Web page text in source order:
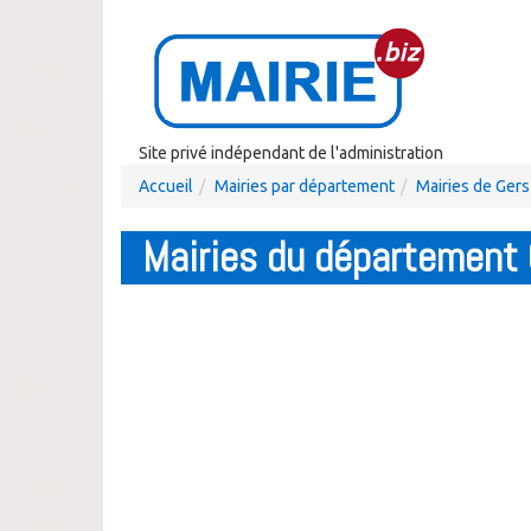
Site privé indépendant de l'administration
Accueil
Mairies par département Mairies de Gers
Mairies du